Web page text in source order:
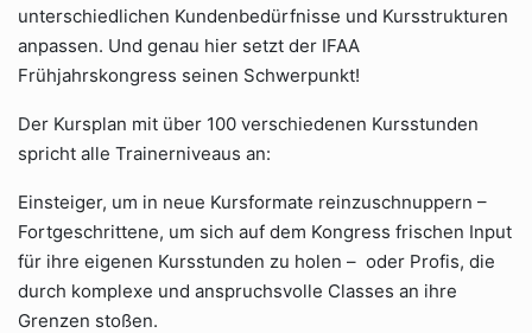
unterschiedlichen Kundenbedürfnisse und Kursstrukturen
anpassen. Und genau hier setzt der IFAA
Frühjahrskongress seinen Schwerpunkt!
Der Kursplan mit über 100 verschiedenen Kursstunden
spricht alle Trainerniveaus an:
Einsteiger, um in neue Kursformate reinzuschnuppern –
Fortgeschrittene, um sich auf dem Kongress frischen Input
für ihre eigenen Kursstunden zu holen – oder Profis, die
durch komplexe und anspruchsvolle Classes an ihre
Grenzen stoßen.